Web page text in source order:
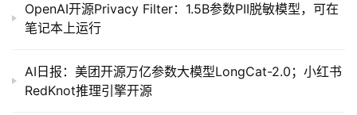
OpenAI开源Privacy Filter：1.5B参数PII脱敏模型，可在
笔记本上运行
AI日报：美团开源万亿参数大模型LongCat-2.0；小红书
RedKnot推理引擎开源